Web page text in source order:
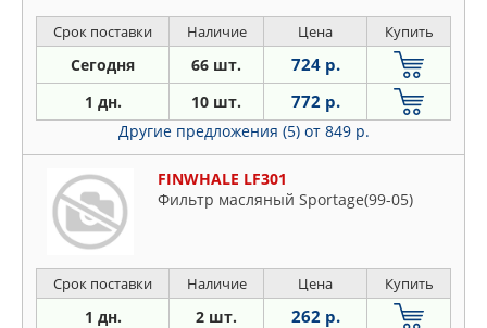
Срок поставки Наличие Цена Купить
Сегодня 66 шт. 724 р.
1 дн. 10 шт. 772 р.
Другие предложения (5) от 849 р.
FINWHALE LF301
Фильтр масляный Sportage(99-05)
Срок поставки Наличие Цена Купить
1 дн. 2 шт. 262 р.